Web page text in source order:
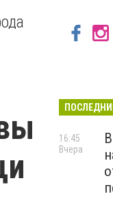
16:45
Вчера